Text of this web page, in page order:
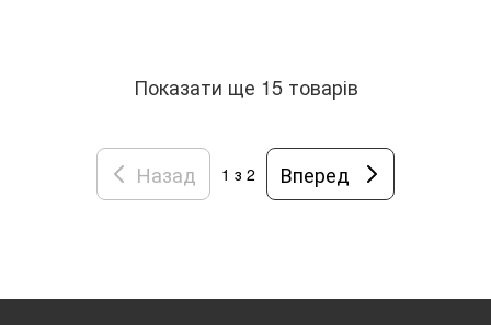
Показати ще 15 товарів
Назад 1 з 2 Вперед